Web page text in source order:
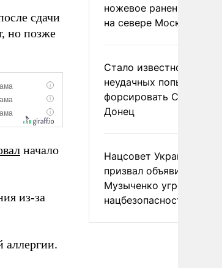
сдачи
но позже
начало
из-за
аллергии.
ножевое ранение в
на севере Москвы
Стало известно о
неудачных попытках
форсировать
Донец
Нацсовет Украины по
призвал объявить
Музыченко угрозой
нацбезопасности